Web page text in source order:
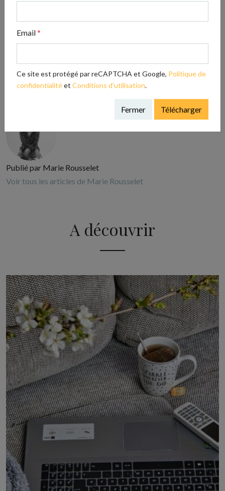
Email*
Ce site est protégé par reCAPTCHA et Google, Politique de
confidentialitéet Conditions d'utilisation.
Fermer Télécharger
voix à mes auteurs !”
Publié par Marie Rousselet
Voir tous les articles de Marie Rousselet
A découvrir